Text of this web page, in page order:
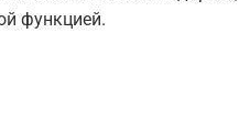
функцией.